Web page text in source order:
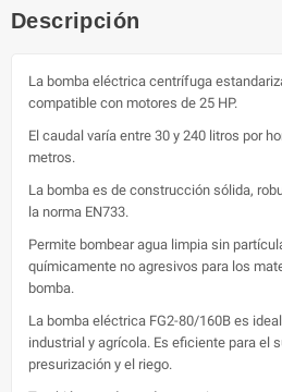
Descripción
La bomba eléctrica centrífuga
compatible con motores de 25 HP.
El caudal varía entre 30 y 240 litros por
metros.
La bomba es de construcción sólida,
la norma EN733.
Permite bombear agua limpia sin
químicamente no agresivos para los
bomba.
La bomba eléctrica FG2-80/160B es
industrial y agrícola. Es eficiente para el
presurización y el riego.